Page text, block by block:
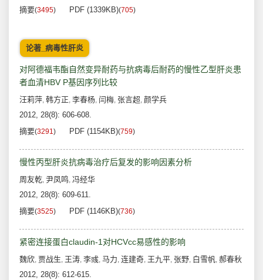
摘要(3495) PDF (1339KB)(705)
论著_病毒性肝炎
对阿德福韦酯自然变异耐药与抗病毒后耐药的慢性乙型肝炎患
者血清HBV P基因序列比较
汪莉萍, 韩方正, 李春杨, 闫梅, 张言超, 颜学兵
2012, 28(8): 606-608.
摘要(3291) PDF (1154KB)(759)
慢性丙型肝炎抗病毒治疗后复发的影响因素分析
周友乾, 尹凤鸣, 冯经华
2012, 28(8): 609-611.
摘要(3525) PDF (1146KB)(736)
紧密连接蛋白claudin-1对HCVcc易感性的影响
魏欣, 贾战生, 王涛, 李彧, 马力, 连建奇, 王九平, 张野, 白雪帆, 郝春秋
2012, 28(8): 612-615.